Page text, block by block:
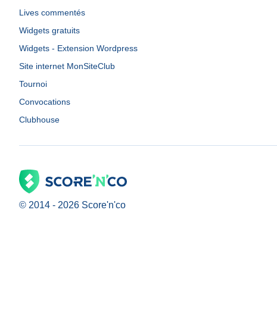
Lives commentés
Widgets gratuits
Widgets - Extension Wordpress
Site internet MonSiteClub
Tournoi
Convocations
Clubhouse
© 2014 - 2026 Score'n'co